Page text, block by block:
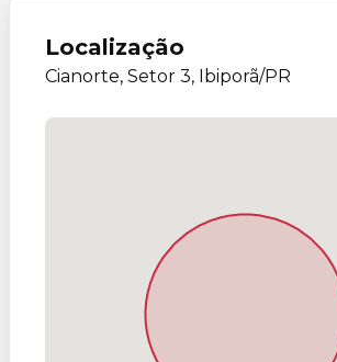
Localização
Cianorte, Setor 3, Ibiporã/PR